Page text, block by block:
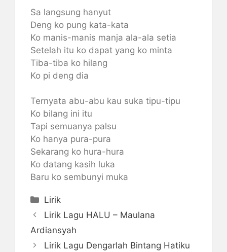
Sa langsung hanyut
Deng ko pung kata-kata
Ko manis-manis manja ala-ala setia
Setelah itu ko dapat yang ko minta
Tiba-tiba ko hilang
Ko pi deng dia
Ternyata abu-abu kau suka tipu-tipu
Ko bilang ini itu
Tapi semuanya palsu
Ko hanya pura-pura
Sekarang ko hura-hura
Ko datang kasih luka
Baru ko sembunyi muka
Categories
Lirik
Lirik Lagu HALU – Maulana
Ardiansyah
Lirik Lagu Dengarlah Bintang Hatiku